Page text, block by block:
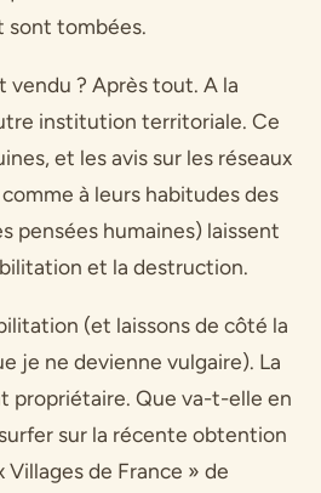
sont tombées.
vendu ? Après tout. A la
institution territoriale. Ce
et les avis sur les réseaux
à leurs habitudes des
pensées humaines) laissent
et la destruction.
(et laissons de côté la
je ne devienne vulgaire). La
propriétaire. Que va-t-elle en
sur la récente obtention
Villages de France » de